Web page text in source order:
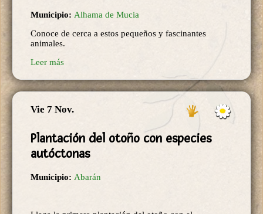
Municipio: Alhama de Mucia
Conoce de cerca a estos pequeños y fascinantes
animales.
Leer más
Vie 7 Nov.
Plantación del otoño con especies
autóctonas
Municipio: Abarán